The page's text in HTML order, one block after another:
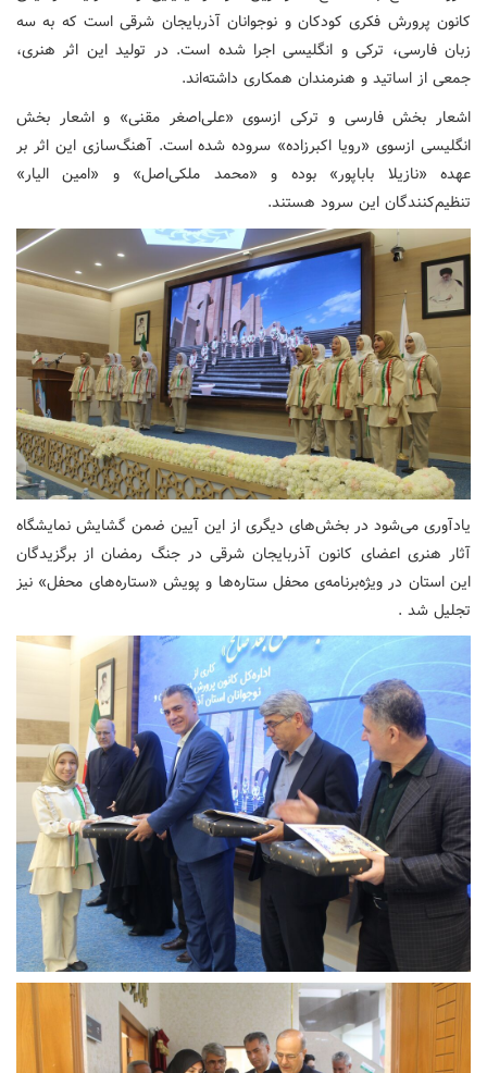
کانون پرورش فکری کودکان و نوجوانان آذربایجان شرقی است که به سه
زبان فارسی، ترکی و انگلیسی اجرا شده است. در تولید این اثر هنری،
جمعی از اساتید و هنرمندان همکاری داشته‌اند.
اشعار بخش فارسی و ترکی ازسوی «علی‌اصغر مقنی» و اشعار بخش
انگلیسی ازسوی «رویا اکبرزاده» سروده شده است. آهنگ‌سازی این اثر بر
عهده «نازیلا باباپور» بوده و «محمد ملکی‌اصل» و «امین الیار»
تنظیم‌کنندگان این سرود هستند.
یادآوری می‌شود در بخش‌های دیگری از این آیین ضمن گشایش نمایشگاه
آثار هنری اعضای کانون آذربایجان شرقی در جنگ رمضان از برگزیدگان
این استان در ویژه‌برنامه‌ی محفل ستاره‌ها و پویش «ستاره‌های محفل» نیز
تجلیل شد .